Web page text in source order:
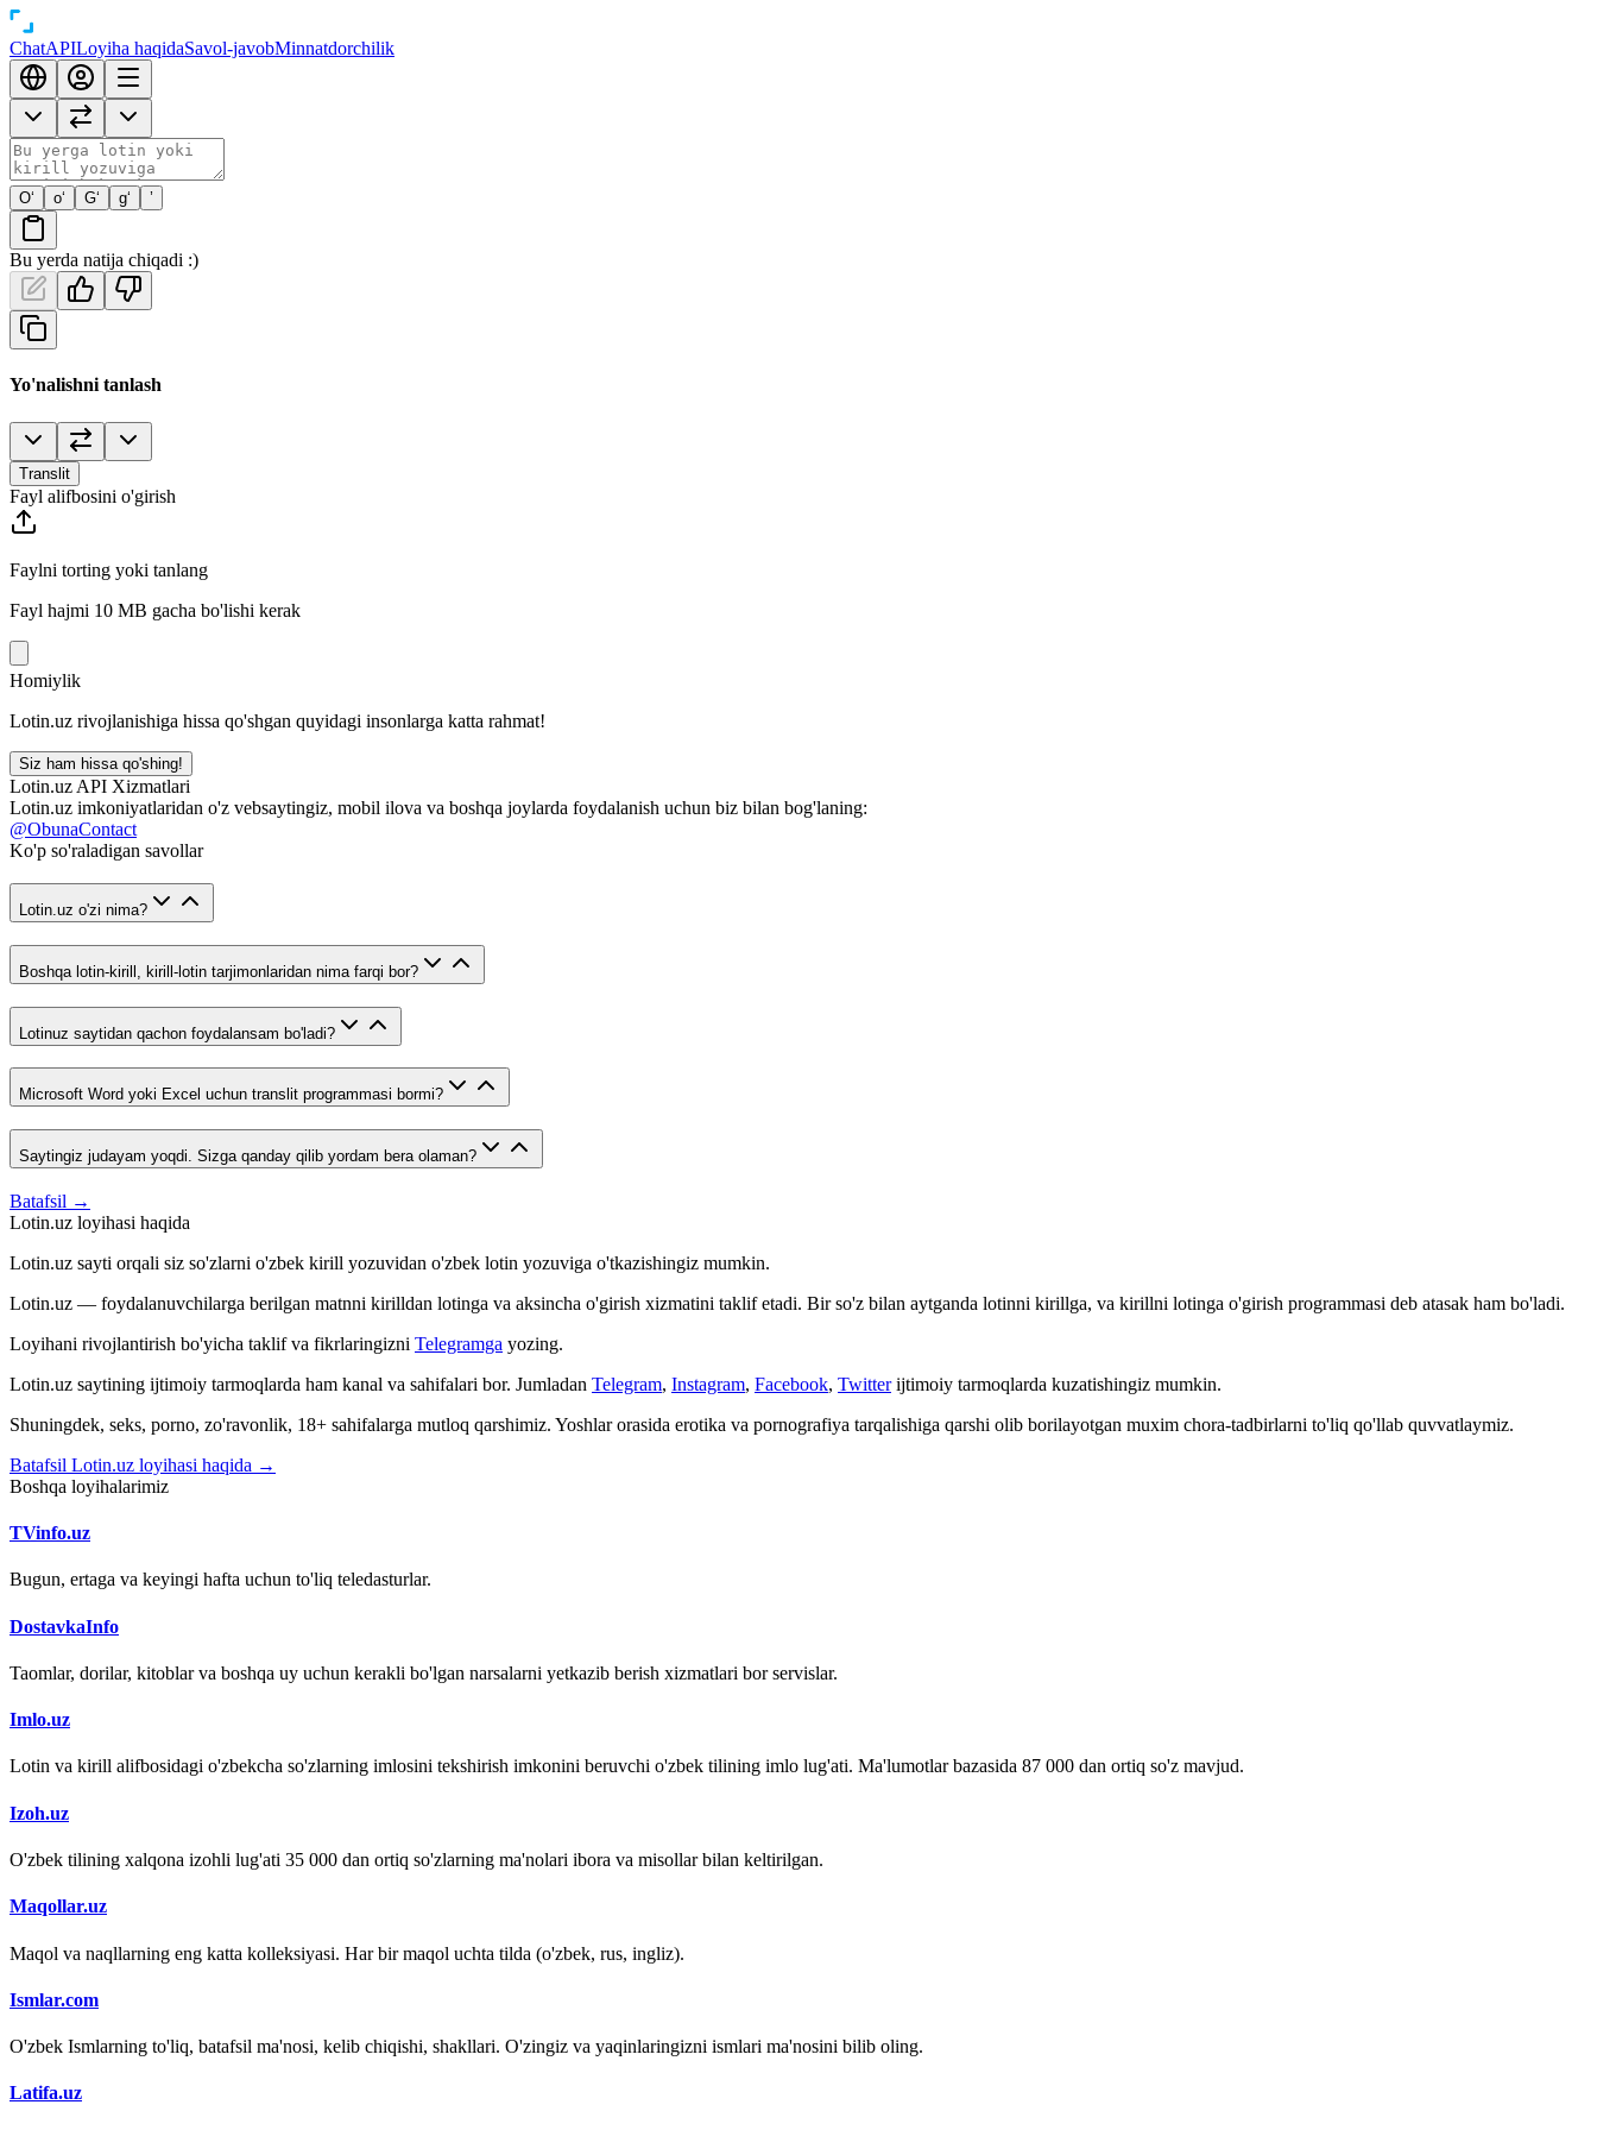
ChatAPILoyiha haqidaSavol-javobMinnatdorchilik
O‘ o‘ G‘ g‘ ’
Bu yerda natija chiqadi :)
Yo'nalishni tanlash
Translit
Fayl alifbosini o'girish
Faylni torting yoki tanlang
Fayl hajmi 10 MB gacha bo'lishi kerak
Homiylik
Lotin.uz rivojlanishiga hissa qo'shgan quyidagi insonlarga katta rahmat!
Siz ham hissa qo'shing!
Lotin.uz API Xizmatlari
Lotin.uz imkoniyatlaridan o'z vebsaytingiz, mobil ilova va boshqa joylarda foydalanish uchun biz bilan bog'laning:
@ObunaContact
Ko'p so'raladigan savollar
Lotin.uz o'zi nima?
Boshqa lotin-kirill, kirill-lotin tarjimonlaridan nima farqi bor?
Lotinuz saytidan qachon foydalansam bo'ladi?
Microsoft Word yoki Excel uchun translit programmasi bormi?
Saytingiz judayam yoqdi. Sizga qanday qilib yordam bera olaman?
Batafsil →
Lotin.uz loyihasi haqida
Lotin.uz sayti orqali siz so'zlarni o'zbek kirill yozuvidan o'zbek lotin yozuviga o'tkazishingiz mumkin.
Lotin.uz — foydalanuvchilarga berilgan matnni kirilldan lotinga va aksincha o'girish xizmatini taklif etadi. Bir so'z bilan aytganda lotinni kirillga, va kirillni lotinga o'girish programmasi deb atasak ham bo'ladi.
Loyihani rivojlantirish bo'yicha taklif va fikrlaringizni Telegramga yozing.
Lotin.uz saytining ijtimoiy tarmoqlarda ham kanal va sahifalari bor. Jumladan Telegram, Instagram, Facebook, Twitter ijtimoiy tarmoqlarda kuzatishingiz mumkin.
Shuningdek, seks, porno, zo'ravonlik, 18+ sahifalarga mutloq qarshimiz. Yoshlar orasida erotika va pornografiya tarqalishiga qarshi olib borilayotgan muxim chora-tadbirlarni to'liq qo'llab quvvatlaymiz.
Batafsil Lotin.uz loyihasi haqida →
Boshqa loyihalarimiz
TVinfo.uz
Bugun, ertaga va keyingi hafta uchun to'liq teledasturlar.
DostavkaInfo
Taomlar, dorilar, kitoblar va boshqa uy uchun kerakli bo'lgan narsalarni yetkazib berish xizmatlari bor servislar.
Imlo.uz
Lotin va kirill alifbosidagi o'zbekcha so'zlarning imlosini tekshirish imkonini beruvchi o'zbek tilining imlo lug'ati. Ma'lumotlar bazasida 87 000 dan ortiq so'z mavjud.
Izoh.uz
O'zbek tilining xalqona izohli lug'ati 35 000 dan ortiq so'zlarning ma'nolari ibora va misollar bilan keltirilgan.
Maqollar.uz
Maqol va naqllarning eng katta kolleksiyasi. Har bir maqol uchta tilda (o'zbek, rus, ingliz).
Ismlar.com
O'zbek Ismlarning to'liq, batafsil ma'nosi, kelib chiqishi, shakllari. O'zingiz va yaqinlaringizni ismlari ma'nosini bilib oling.
Latifa.uz